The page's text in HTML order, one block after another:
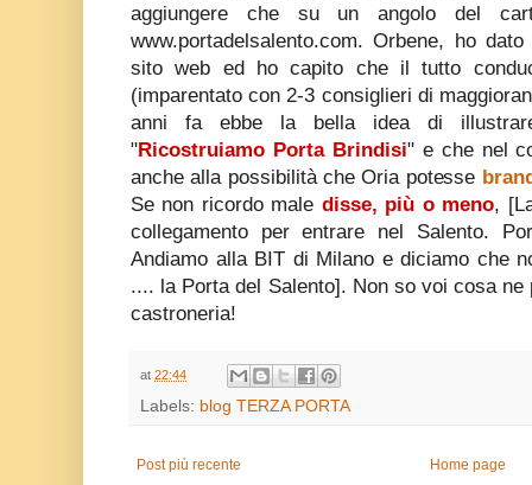
aggiungere che su un angolo del
www.portadelsalento.com. Orbene, ho
sito web ed ho capito che il tutto
(imparentato con 2-3 consiglieri di
anni fa ebbe la bella idea di
"Ricostruiamo Porta Brindisi" e che nel
anche alla possibilità che Oria potesse
Se non ricordo male disse, più o meno,
collegamento per entrare nel Salento.
Andiamo alla BIT di Milano e diciamo che
.... la Porta del Salento]. Non so voi cosa ne
castroneria!
at 22:44
Labels: blog TERZA PORTA
Post più recente Home page